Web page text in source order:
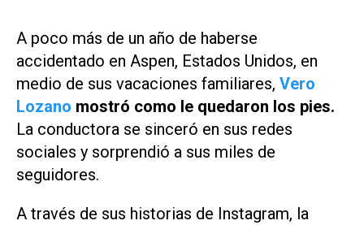
A poco más de un año de haberse
accidentado en Aspen, Estados Unidos, en
medio de sus vacaciones familiares, Vero
Lozano mostró como le quedaron los pies.
La conductora se sinceró en sus redes
sociales y sorprendió a sus miles de
seguidores.
A través de sus historias de Instagram, la